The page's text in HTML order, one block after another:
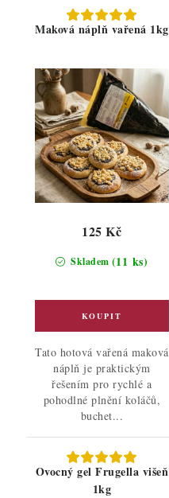
Maková náplň vařená 1kg
Skladem (11 ks)
125 Kč
Tato hotová vařená maková
náplň je praktickým
řešením pro rychlé a
pohodlné plnění koláčů,
buchet...
Ovocný gel Frugella višeň
1kg